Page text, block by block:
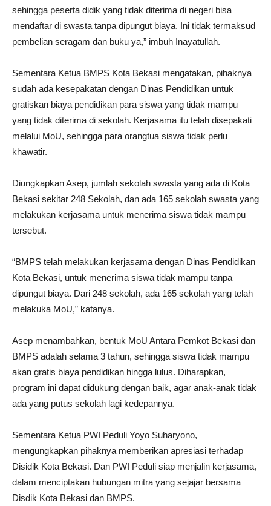
sehingga peserta didik yang tidak diterima di negeri bisa
mendaftar di swasta tanpa dipungut biaya. Ini tidak termaksud
pembelian seragam dan buku ya,” imbuh Inayatullah.
Sementara Ketua BMPS Kota Bekasi mengatakan, pihaknya
sudah ada kesepakatan dengan Dinas Pendidikan untuk
gratiskan biaya pendidikan para siswa yang tidak mampu
yang tidak diterima di sekolah. Kerjasama itu telah disepakati
melalui MoU, sehingga para orangtua siswa tidak perlu
khawatir.
Diungkapkan Asep, jumlah sekolah swasta yang ada di Kota
Bekasi sekitar 248 Sekolah, dan ada 165 sekolah swasta yang
melakukan kerjasama untuk menerima siswa tidak mampu
tersebut.
“BMPS telah melakukan kerjasama dengan Dinas Pendidikan
Kota Bekasi, untuk menerima siswa tidak mampu tanpa
dipungut biaya. Dari 248 sekolah, ada 165 sekolah yang telah
melakuka MoU,” katanya.
Asep menambahkan, bentuk MoU Antara Pemkot Bekasi dan
BMPS adalah selama 3 tahun, sehingga siswa tidak mampu
akan gratis biaya pendidikan hingga lulus. Diharapkan,
program ini dapat didukung dengan baik, agar anak-anak tidak
ada yang putus sekolah lagi kedepannya.
Sementara Ketua PWI Peduli Yoyo Suharyono,
mengungkapkan pihaknya memberikan apresiasi terhadap
Disidik Kota Bekasi. Dan PWI Peduli siap menjalin kerjasama,
dalam menciptakan hubungan mitra yang sejajar bersama
Disdik Kota Bekasi dan BMPS.